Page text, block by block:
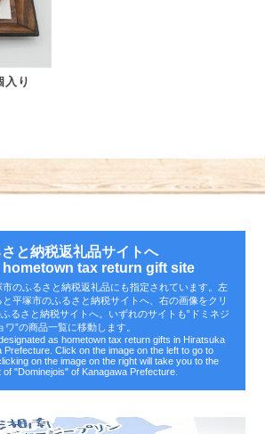
り
と納税返礼品サイトへ
hometown tax return gift site
のふるさと納税返礼品にも指定されています。左
平塚市のふるさと納税サイトへ、右の画像をクリ
るさと納税サイトへ。いずれのサイトも‟ドミネジ
ワ”の商品一覧に移動します。
as hometown tax return gifts in Hiratsuka
Prefecture. Click on the image on the left to go to
on the image on the right will take you to the
of "Dominejois" of Kanagawa Prefecture.